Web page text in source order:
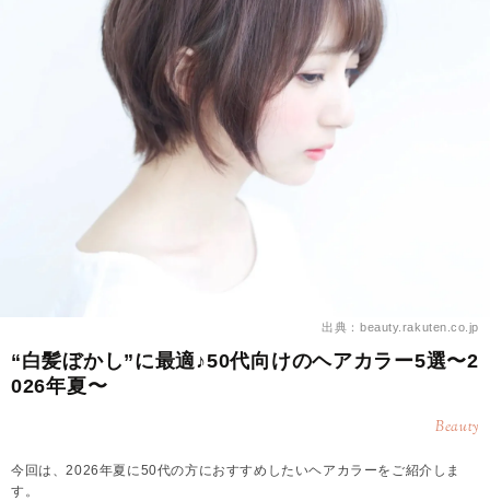
出典：beauty.rakuten.co.jp
“白髪ぼかし”に最適♪50代向けのヘアカラー5選〜2
026年夏〜
Beauty
今回は、2026年夏に50代の方におすすめしたいヘアカラーをご紹介しま
す。